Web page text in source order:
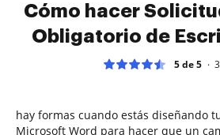
Cómo hacer
Obligatorio de
5 de 5
hay formas cuando estás diseñando
Microsoft Word para hacer que un